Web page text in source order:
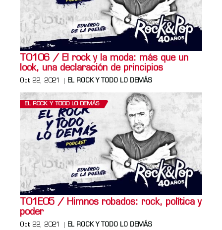
T0106 / El rock y la moda: más que un
look, una declaración de principios
Oct 22, 2021 EL ROCK Y TODO LO DEMÁS
EL ROCK Y TODO LO DEMÁS
T01E05 / Himnos robados: rock, política y
poder
Oct 22, 2021 EL ROCK Y TODO LO DEMÁS